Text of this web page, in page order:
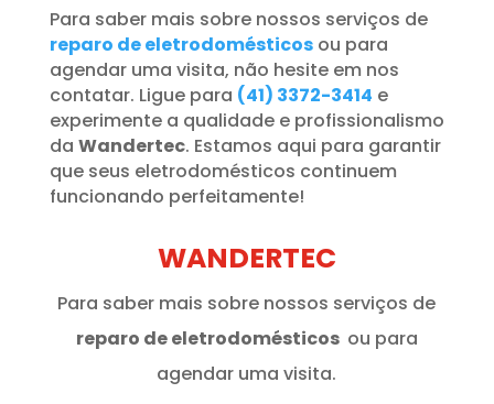
Para saber mais sobre nossos serviços de
reparo de eletrodomésticos ou para
agendar uma visita, não hesite em nos
contatar. Ligue para (41) 3372-3414 e
experimente a qualidade e profissionalismo
da Wandertec. Estamos aqui para garantir
que seus eletrodomésticos continuem
funcionando perfeitamente!
WANDERTEC
Para saber mais sobre nossos serviços de
reparo de eletrodomésticos ou para
agendar uma visita.